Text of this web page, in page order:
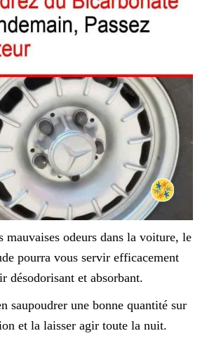
mauvaises odeurs dans la voiture, le
pourra vous servir efficacement
désodorisant et absorbant.
saupoudrer une bonne quantité sur
et la laisser agir toute la nuit.